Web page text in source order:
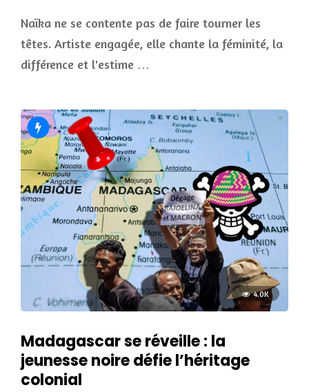
Naïka ne se contente pas de faire tourner les
têtes. Artiste engagée, elle chante la féminité, la
différence et l'estime …
4.0K
Madagascar se réveille : la
jeunesse noire défie l’héritage
colonial